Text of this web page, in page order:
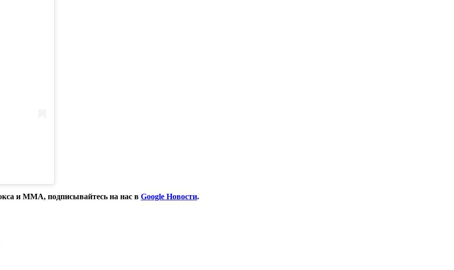
и ММА, подписывайтесь на нас в Google Новости.